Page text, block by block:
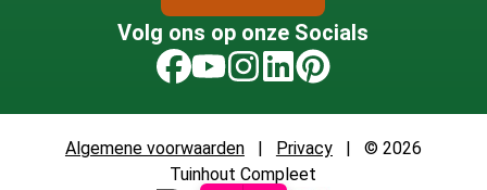
Volg ons op onze Socials
Algemene voorwaarden| Privacy| © 2026
Tuinhout Compleet